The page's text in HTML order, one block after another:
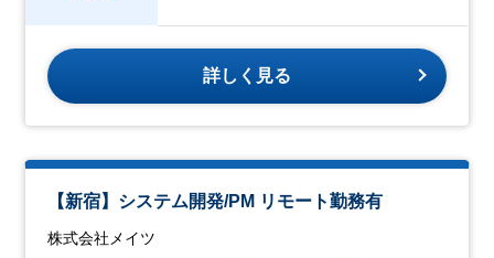
詳しく見る
【新宿】システム開発/PM リモート勤務有
株式会社メイツ